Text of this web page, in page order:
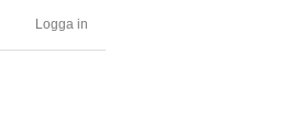
Logga in